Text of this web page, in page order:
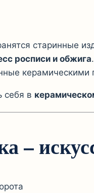
старинные
росписи и обжига.
керамическими
себя в
–